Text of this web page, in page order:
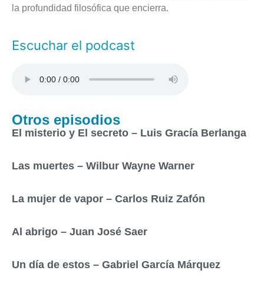
la profundidad filosófica que encierra.
Escuchar el podcast
Otros episodios
El misterio y El secreto – Luis Gracía Berlanga
Las muertes – Wilbur Wayne Warner
La mujer de vapor – Carlos Ruiz Zafón
Al abrigo – Juan José Saer
Un día de estos – Gabriel García Márquez